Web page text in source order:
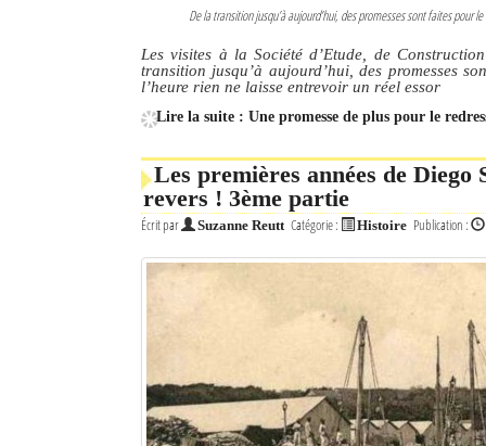
Connexion
Identifiant oublié ?
De la transition jusqu’à aujourd’hui, des promesses sont faites pour
Les visites à la Société d’Etude, de
transition jusqu’à aujourd’hui, des promesses
l’heure rien ne laisse entrevoir un réel essor
Lire la suite : Une promesse de plus pour le
Les premières années de Diego
revers ! 3ème partie
Écrit par Suzanne Reutt Catégorie : Histoire Publication :